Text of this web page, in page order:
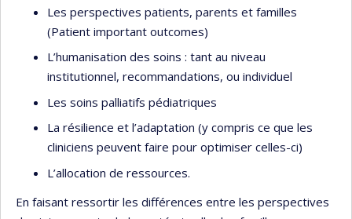
Les perspectives patients, parents et familles
(Patient important outcomes)
L’humanisation des soins : tant au niveau
institutionnel, recommandations, ou individuel
Les soins palliatifs pédiatriques
La résilience et l’adaptation (y compris ce que les
cliniciens peuvent faire pour optimiser celles-ci)
L’allocation de ressources.
En faisant ressortir les différences entre les perspectives